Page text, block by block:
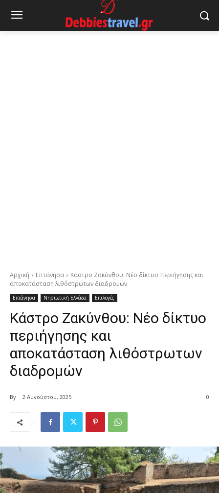
Αρχική Επτάνησα
Κάστρο Ζακύνθου: Νέο δίκτυο περιήγησης και
αποκατάσταση λιθόστρωτων διαδρομών
Επτάνησα Νησιωτική Ελλάδα Επιλογές
Κάστρο Ζακύνθου: Νέο δίκτυο
περιήγησης και
αποκατάσταση λιθόστρωτων
διαδρομών
By 2 Αυγούστου, 2025 0